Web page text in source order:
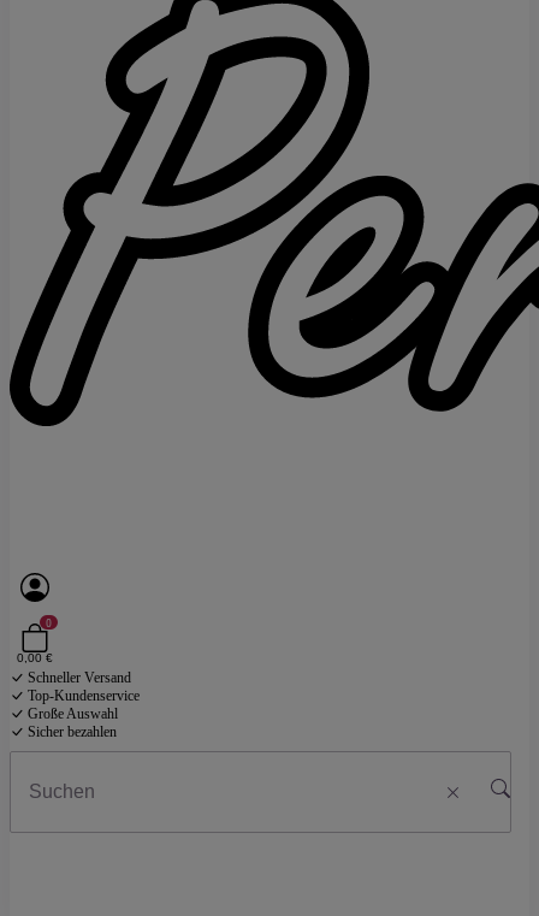
0
0,00 €
Schneller Versand
Top-Kundenservice
Große Auswahl
Sicher bezahlen